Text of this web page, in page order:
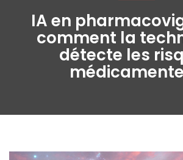
IA en
comment la
détecte les